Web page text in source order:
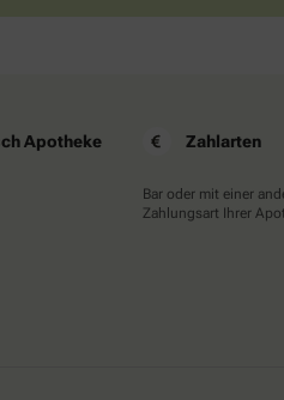
Apotheke Zahlarten
Bar oder mit einer
Zahlungsart Ihrer